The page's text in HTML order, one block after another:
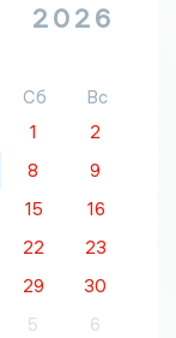
2026
Сб
Вс
1
2
8
9
15
16
22
23
29
30
5 6